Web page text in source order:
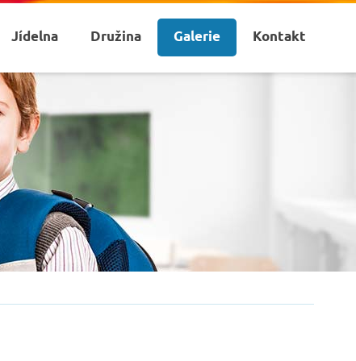
Jídelna Družina Galerie Kontakt